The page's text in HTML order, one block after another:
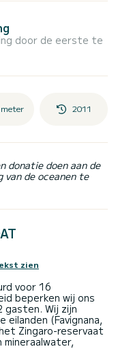
door de eerste te
2011
donatie doen aan de
van de oceanen te
zien
voor 16
beperken wij ons
gasten. Wij zijn
eilanden (Favignana,
Zingaro-reservaat
mineraalwater,